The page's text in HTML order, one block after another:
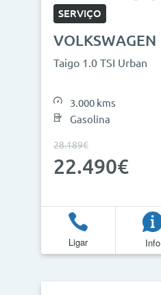
Campanha
Campanhas
SERVIÇO
VOLKSWAGEN
Taigo 1.0 TSI Urban
3.000 kms
Gasolina
28.189€
22.490€
Ligar Info